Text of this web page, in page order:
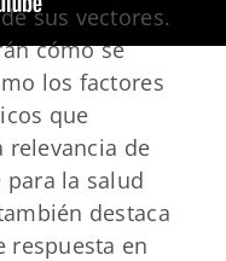
sus vectores.
cómo se
los factores
que
relevancia de
la salud
destaca
respuesta en